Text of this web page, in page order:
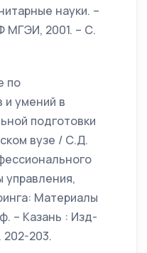
науки. –
МГЭИ, 2001. – С.
по
умений в
подготовки
вузе / С.Д.
управления,
Материалы
– Казань : Изд-
203.